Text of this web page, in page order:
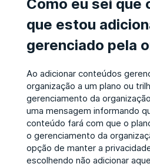
que estou
gerenciado pela
Ao adicionar conteúdos
organização a um plano ou
gerenciamento da
uma mensagem informando
conteúdo fará com que o
o gerenciamento da
opção de manter a
escolhendo não adicionar